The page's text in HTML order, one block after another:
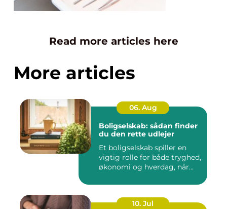
Read more articles here
More articles
06. Aug
Boligselskab: sådan finder
du den rette udlejer
Et boligselskab spiller en
vigtig rolle for både tryghed,
økonomi og hverdag, når...
10. Jul